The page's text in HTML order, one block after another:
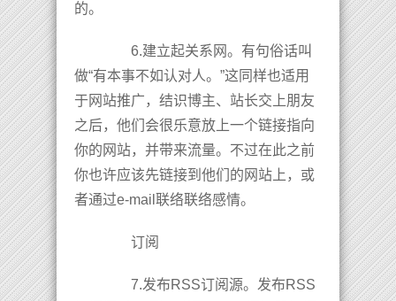
的。
6.建立起关系网。有句俗话叫
做“有本事不如认对人。”这同样也适用
于网站推广，结识博主、站长交上朋友
之后，他们会很乐意放上一个链接指向
你的网站，并带来流量。不过在此之前
你也许应该先链接到他们的网站上，或
者通过e-mail联络联络感情。
订阅
7.发布RSS订阅源。发布RSS